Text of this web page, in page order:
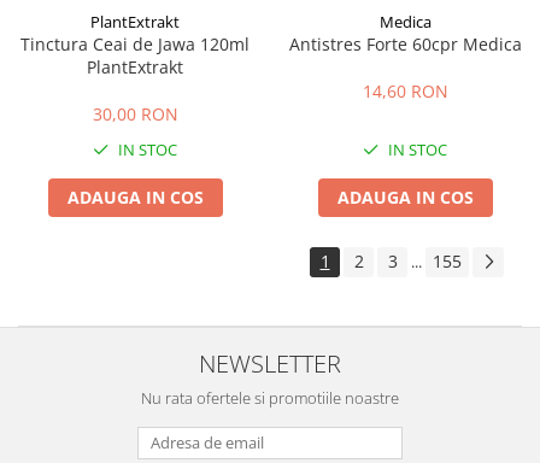
PlantExtrakt
Tinctura Ceai de Jawa 120ml
PlantExtrakt
30,00 RON
IN STOC
ADAUGA IN COS
Medica
Antistres Forte 60cpr Medica
14,60 RON
IN STOC
ADAUGA IN COS
1 2 3 ... 155
NEWSLETTER
Nu rata ofertele si promotiile noastre